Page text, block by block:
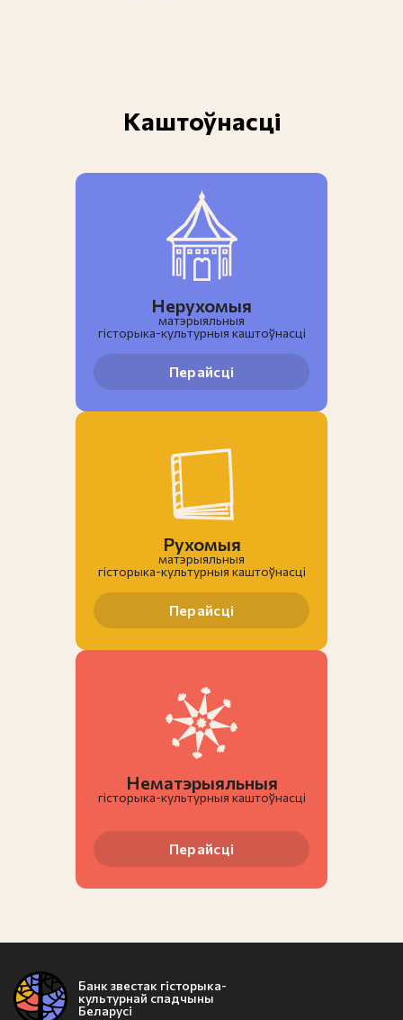
Каштоўнасці
Нерухомыя
матэрыяльныя
гiсторыка-культурныя каштоўнасці
Перайсці
Рухомыя
матэрыяльныя
гiсторыка-культурныя каштоўнасці
Перайсці
Нематэрыяльныя
гiсторыка-культурныя каштоўнасці
Перайсці
Банк звестак гісторыка-
культурнай спадчыны
Беларусі